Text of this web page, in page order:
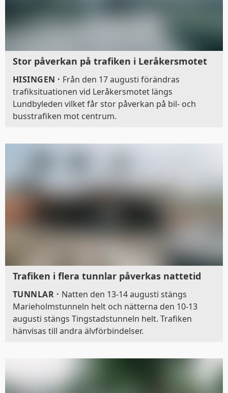
Visa detaljer
Stor påverkan på trafiken i Leråkersmotet
HISINGEN · Från den 17 augusti förändras
trafiksituationen vid Leråkersmotet längs
Lundbyleden vilket får stor påverkan på bil- och
busstrafiken mot centrum.
Trafiken i flera tunnlar påverkas nattetid
TUNNLAR · Natten den 13-14 augusti stängs
Marieholmstunneln helt och nätterna den 10-13
augusti stängs Tingstadstunneln helt. Trafiken
hänvisas till andra älvförbindelser.